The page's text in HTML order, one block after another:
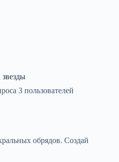
3 пользователей
обрядов. Создай